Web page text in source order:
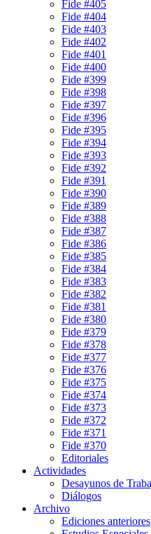
Fide #405
Fide #404
Fide #403
Fide #402
Fide #401
Fide #400
Fide #399
Fide #398
Fide #397
Fide #396
Fide #395
Fide #394
Fide #393
Fide #392
Fide #391
Fide #390
Fide #389
Fide #388
Fide #387
Fide #386
Fide #385
Fide #384
Fide #383
Fide #382
Fide #381
Fide #380
Fide #379
Fide #378
Fide #377
Fide #376
Fide #375
Fide #374
Fide #373
Fide #372
Fide #371
Fide #370
Editoriales
Actividades
Desayunos de
Diálogos
Archivo
Ediciones anteriores